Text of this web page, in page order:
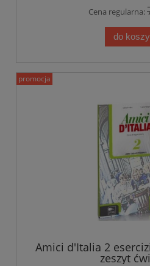
Cena regularna:
do
Amici d'Italia 2
zeszyt
promocja